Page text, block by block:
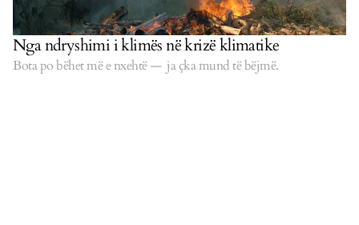
Nga ndryshimi i klimës në krizë klimatike
Bota po bëhet më e nxehtë — ja çka mund të bëjmë.